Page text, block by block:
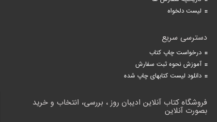
لیست دلخواه
دسترسی سریع
درخواست چاپ کتاب
آموزش نحوه ثبت سفارش
دانلود لیست کتابهای چاپ شده
فروشگاه کتاب آنلاین ادیبان روز ، بررسی، انتخاب و خرید
بصورت آنلاین